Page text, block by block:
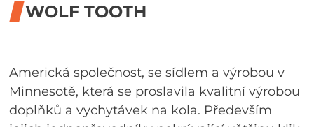
WOLF TOOTH
Americká společnost, se sídlem a výrobou v
Minnesotě, která se proslavila kvalitní výrobou
doplňků a vychytávek na kola. Především